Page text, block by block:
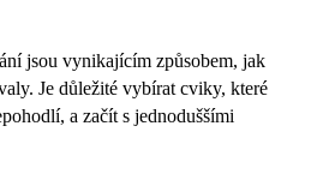
jsou vynikajícím způsobem, jak
Je důležité vybírat cviky, které
a začít s jednoduššími